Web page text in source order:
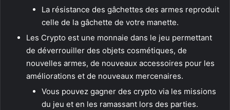
La résistance des gâchettes des armes reproduit
celle de la gâchette de votre manette.
Les Crypto est une monnaie dans le jeu permettant
de déverrouiller des objets cosmétiques, de
nouvelles armes, de nouveaux accessoires pour les
améliorations et de nouveaux mercenaires.
Vous pouvez gagner des crypto via les missions
du jeu et en les ramassant lors des parties.